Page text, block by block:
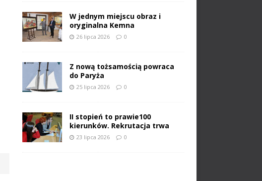
W jednym miejscu obraz i
oryginalna Kemna
26 lipca 2026 0
Z nową tożsamością powraca
do Paryża
25 lipca 2026 0
II stopień to prawie100
kierunków. Rekrutacja trwa
23 lipca 2026 0